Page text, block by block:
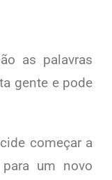
as palavras
gente e pode
começar a
um novo